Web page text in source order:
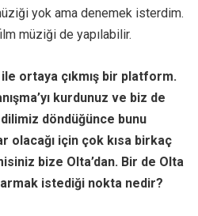
yok ama denemek isterdim.
müziği de yapılabilir.
ortaya çıkmış bir platform.
kurdunuz ve biz de
döndüğünce bunu
olacağı için çok kısa birkaç
bize Olta’dan. Bir de Olta
istediği nokta nedir?